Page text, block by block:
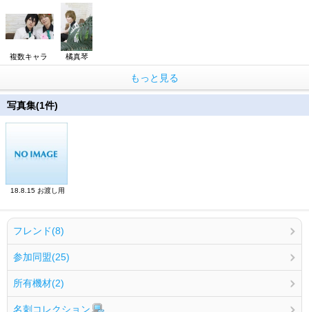
複数キャラ 橘真琴
もっと見る
写真集(1件)
18.8.15 お渡し用
フレンド(8)
参加同盟(25)
所有機材(2)
名刺コレクション